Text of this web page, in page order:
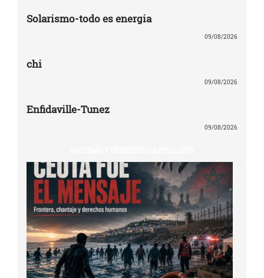
Solarismo-todo es energia
09/08/2026
chi
09/08/2026
Enfidaville-Tunez
09/08/2026